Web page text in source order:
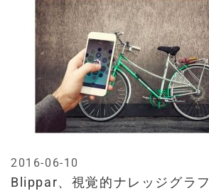
Blippar、視覚的ナレッジグラフ
2016-06-10